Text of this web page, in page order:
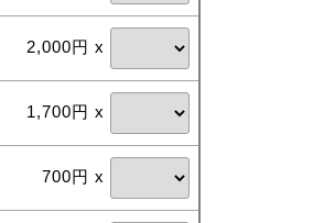
2,000円 x
1,700円 x
700円 x